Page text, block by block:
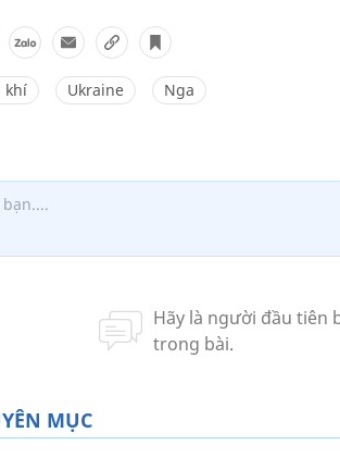
khí Ukraine Nga
MỤC